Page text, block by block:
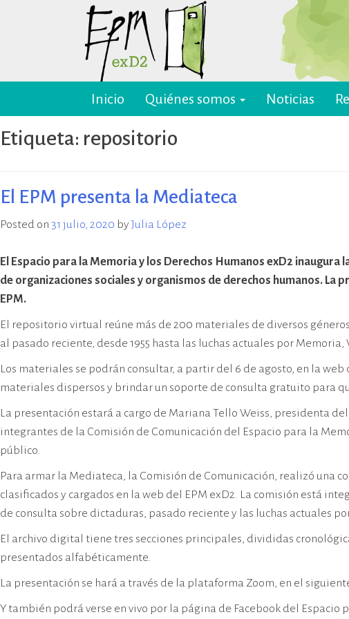
EPM ex-D2 Mendoza
El Espacio para la Memoria y los
Derechos Humanos exD2 (EPM
ex-D2) es un sitio recuperado para
preservación y difusión de la
promoción de los derechos
humanos. Sus instalaciones
pertenecieron al Departamento
Mendoza (D2) y fueron destinadas
a la represión política ilegal, antes
Tortura y Extermino más
importante del Gran Mendoza.
Inicio Quiénes somos Noticias
Etiqueta: repositorio
El EPM presenta la Mediateca
Posted on 31 julio, 2020 byJulia López
El Espacio para la Memoria y los Derechos Humanos exD2
de organizaciones sociales y organismos de derechos humanos. La
EPM.
El repositorio virtual reúne más de 200 materiales de diversos
al pasado reciente, desde 1955 hasta las luchas actuales por Memoria,
Los materiales se podrán consultar, a partir del 6 de agosto, en la web
materiales dispersos y brindar un soporte de consulta gratuito para
La presentación estará a cargo de Mariana Tello Weiss, presidenta
integrantes de la Comisión de Comunicación del Espacio para la
público.
Para armar la Mediateca, la Comisión de Comunicación, realizó
clasificados y cargados en la web del EPM exD2. La comisión está
de consulta sobre dictaduras, pasado reciente y las luchas actuales
El archivo digital tiene tres secciones principales, divididas
presentados alfabéticamente.
La presentación se hará a través de la plataforma Zoom, en el
Y también podrá verse en vivo por la página de Facebook del Espacio